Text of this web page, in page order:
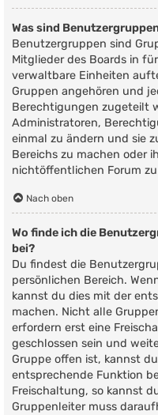
Was sind
Benutzergruppen sind
Mitglieder des Boards in
verwaltbare Einheiten
Gruppen angehören und
Berechtigungen zugeteilt
Administratoren,
einmal zu ändern und sie
Bereichs zu machen oder
nichtöffentlichen Forum
Nach oben
Wo finde ich die
bei?
Du findest die
persönlichen Bereich.
kannst du dies mit der
machen. Nicht alle
erfordern erst eine
geschlossen sein und
Gruppe offen ist, kannst
entsprechende Funktion
Freischaltung, so kannst
Gruppenleiter muss